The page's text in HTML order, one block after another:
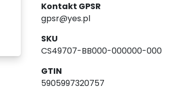
Kontakt GPSR
gpsr@yes.pl
SKU
CS49707-BB000-000000-000
GTIN
5905997320757